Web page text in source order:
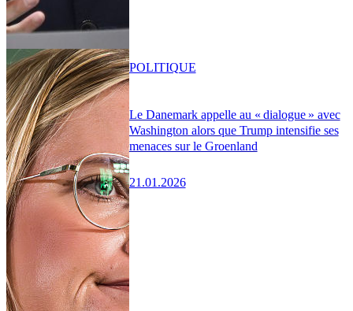
Le Danemark appelle au « dialogue » avec
Washington alors que Trump intensifie ses
menaces sur le Groenland
21.01.2026
POLITIQUE